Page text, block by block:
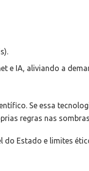
e IA, aliviando a
Se essa
regras nas
do Estado e limites